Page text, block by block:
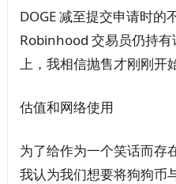
DOGE 减至提交申请时的
Robinhood 交易员仍持
上，我相信抛售才刚刚开始
估值和网络使用
为了给作为一个笑话而存
我认为我们想要将狗狗币